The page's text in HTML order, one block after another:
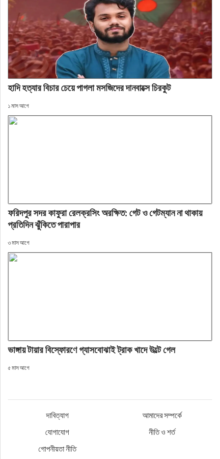
হাদি হত্যার বিচার চেয়ে পাগলা মসজিদের দানবাক্সে চিরকুট
১ মাস আগে
ফরিদপুর সদর কাফুরা রেলক্রসিং অরক্ষিত: গেট ও গেটম্যান না থাকায়
প্রতিদিন ঝুঁকিতে পারাপার
৩ মাস আগে
ভাঙ্গায় টায়ার বিস্ফোরণে গ্যাসবোঝাই ট্রাক খাদে উল্টে গেল
৫ মাস আগে
দাবিত্যাগ
আমাদের সম্পর্কে
যোগাযোগ
নীতি ও শর্ত
গোপনীয়তা নীতি